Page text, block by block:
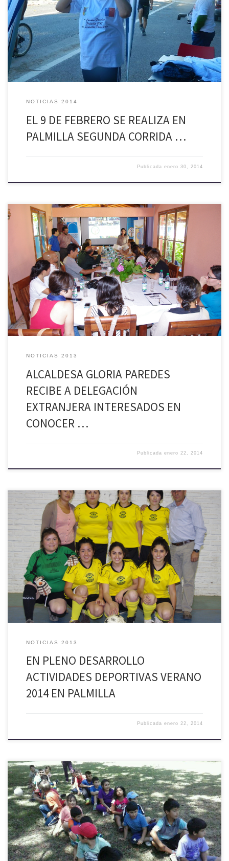
corrida familiar Palmilla 2014, actividad inserta en el Programa Oficial
de Verano, que organizada por la municipalidad palmillana. La
alcaldesa de la comuna, Gloria Paredes Valdés, realizó una
invitación a todas las personas que se interesen por participar, […]
NOTICIAS 2014
EL 9 DE FEBRERO SE REALIZA EN
PALMILLA SEGUNDA CORRIDA …
Publicadaenero 30, 2014
En el año 2007 la Municipalidad de Palmilla en conjunto con JICA y los
aportes del programa Servicio País de la Fundación de la Superación
de la Pobreza realizó un proyecto piloto en la comuna donde se
trabajaron los diagnósticos y análisis para un proyecto investigativo
de educación ecosistémica con […]
NOTICIAS 2013
ALCALDESA GLORIA PAREDES
RECIBE A DELEGACIÓN
EXTRANJERA INTERESADOS EN
CONOCER …
Publicadaenero 22, 2014
Con un gran marco de espectadores en el gimnasio municipal de
Palmilla, la noche del pasado martes 21 de enero, se dio inicio al
Campeonato de Baby Fútbol Femenino, inserto en las actividades de
verano Palmilla 2014, organizado por la Ilustre Municipalidad de
Palmilla. La actividad se inicio con un […]
NOTICIAS 2013
EN PLENO DESARROLLO
ACTIVIDADES DEPORTIVAS VERANO
2014 EN PALMILLA
Publicadaenero 22, 2014
Muy felices se encuentran los niñas y niñas que participan en el Centro
de Atención para Hijas e Hijos de Madres Temporeras que está
funcionando en el Liceo San José del Carmen de El Huique. Este
centro cuenta con capacidad para 50 niñas y niños quienes se
encuentran disfrutando de […]